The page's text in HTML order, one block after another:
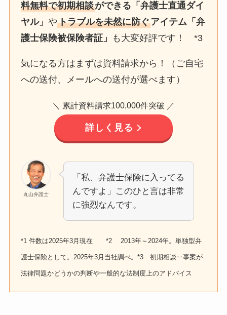
料無料で初期相談ができる「弁護士直通ダイ
ヤル」やトラブルを未然に防ぐアイテム「弁
護士保険被保険者証」
も大変好評です！ *3
気になる方はまずは資料請求から！（ご自宅
への送付、メールへの送付が選べます）
＼ 累計資料請求100,000件突破 ／
詳しく見る
丸山弁護士
「私、弁護士保険に入ってる
んですよ」このひと言は非常
に強烈なんです。
*1 件数は2025年3月現在 *2 2013年～2024年。単独型弁
護士保険として。2025年3月当社調べ。*3 初期相談‥事案が
法律問題かどうかの判断や一般的な法制度上のアドバイス